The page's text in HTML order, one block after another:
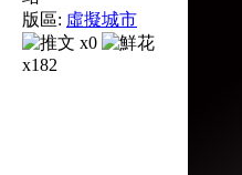
版區: 虛擬城市
x0
x182